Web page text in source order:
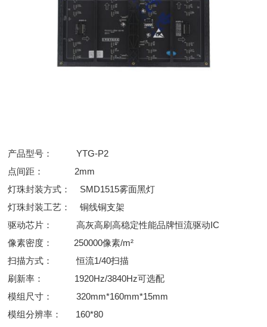
产品型号： YTG-P2
点间距： 2mm
灯珠封装方式： SMD1515雾面黑灯
灯珠封装工艺： 铜线铜支架
驱动芯片： 高灰高刷高稳定性能品牌恒流驱动IC
像素密度： 250000像素/m²
扫描方式： 恒流1/40扫描
刷新率： 1920Hz/3840Hz可选配
模组尺寸： 320mm*160mm*15mm
模组分辨率： 160*80